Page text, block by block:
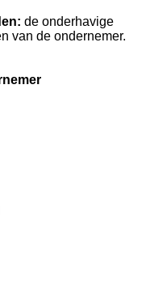
de onderhavige
van de ondernemer.